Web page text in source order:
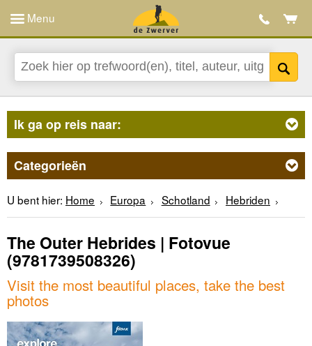
Menu
Ik ga op reis naar:
Categorieën
U bent hier: Home Europa Schotland Hebriden
The Outer Hebrides | Fotovue
(9781739508326)
Visit the most beautiful places, take the best
photos